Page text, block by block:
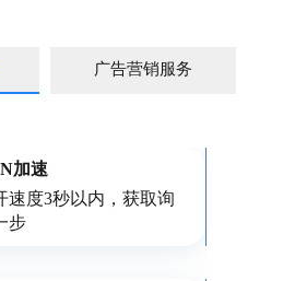
广告营销服务
加速
速度3秒以内，获取询
步